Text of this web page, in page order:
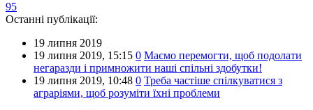
95
Останні публікації:
19 липня 2019
19 липня 2019, 15:15 0 Маємо перемогти, щоб подолати
негаразди і примножити наші спільні здобутки!
19 липня 2019, 10:48 0 Треба частіше спілкуватися з
аграріями, щоб розуміти їхні проблеми